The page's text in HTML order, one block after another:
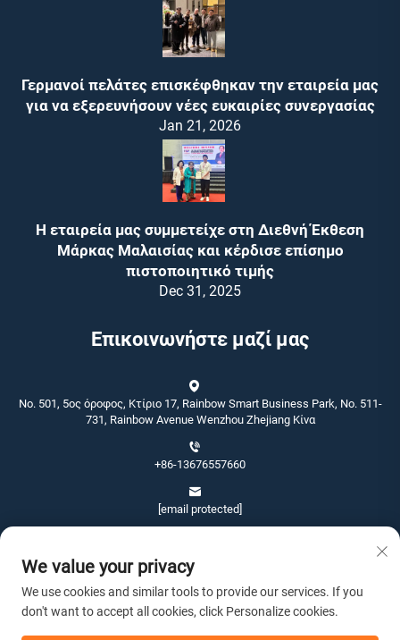
Γερμανοί πελάτες επισκέφθηκαν την εταιρεία μας
για να εξερευνήσουν νέες ευκαιρίες συνεργασίας
Jan 21, 2026
Η εταιρεία μας συμμετείχε στη Διεθνή Έκθεση
Μάρκας Μαλαισίας και κέρδισε επίσημο
πιστοποιητικό τιμής
Dec 31, 2025
Επικοινωνήστε μαζί μας
No. 501, 5ος όροφος, Κτίριο 17, Rainbow Smart Business Park, No. 511-
731, Rainbow Avenue Wenzhou Zhejiang Κίνα
+86-13676557660
[email protected]
We value your privacy
We use cookies and similar tools to provide our services. If you
don't want to accept all cookies, click Personalize cookies.